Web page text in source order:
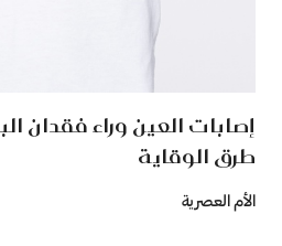
إصابات العين وراء فقدان
طرق الوقاية
الأم العصرية